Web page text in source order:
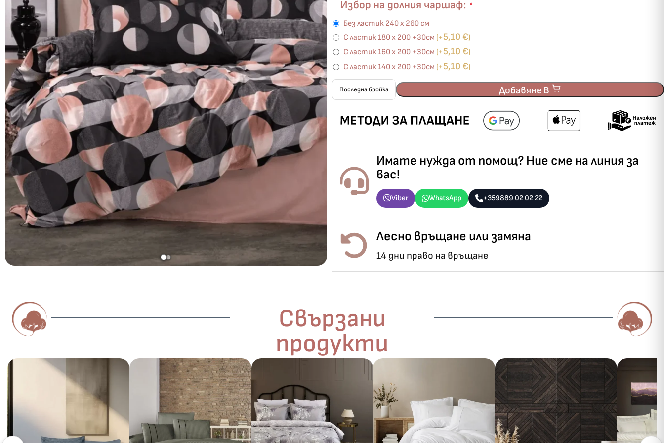
Избор на долния чаршаф: *
Без ластик 240 х 260 см
С ластик 180 х 200 +30см (+5,10 €)
С ластик 160 х 200 +30см (+5,10 €)
С ластик 140 х 200 +30см (+5,10 €)
Последна бройка Добавяне В
Имате нужда от помощ? Ние сме на линия за
вас!
Viber WhatsApp +359889 02 02 22
Лесно връщане или замяна
14 дни право на връщане
Свързани
продукти